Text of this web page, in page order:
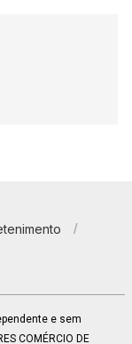
e sem
COMÉRCIO DE